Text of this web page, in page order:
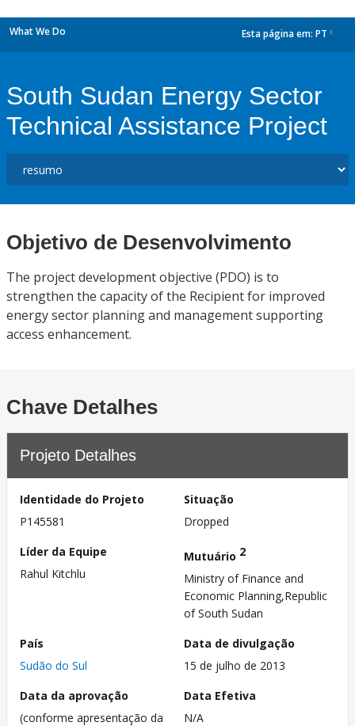
What We Do Esta página em: PT
South Sudan Energy Sector
Technical Assistance Project
Objetivo de Desenvolvimento
The project development objective (PDO) is to
strengthen the capacity of the Recipient for improved
energy sector planning and management supporting
access enhancement.
Chave Detalhes
Projeto Detalhes
Identidade do Projeto
P145581
Situação
Dropped
Líder da Equipe
Rahul Kitchlu
Mutuário 2
Ministry of Finance and
Economic Planning,Republic
of South Sudan
País
Sudão do Sul
Data de divulgação
15 de julho de 2013
Data da aprovação
(conforme apresentação da
Data Efetiva
N/A